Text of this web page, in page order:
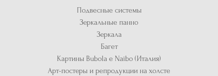
Подвесные системы
Зеркальные панно
Зеркала
Багет
Картины Bubola e Naibo (Италия)
Арт-постеры и репродукции на холсте